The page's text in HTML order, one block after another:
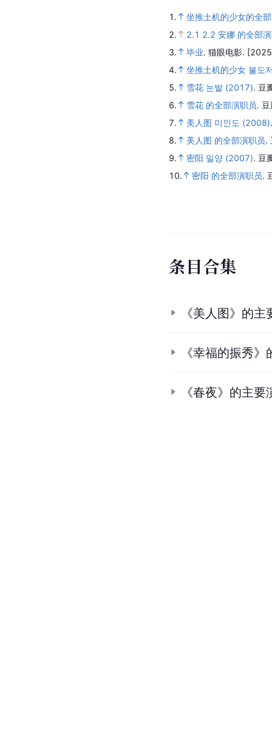
1.
坐推土机的少女的全
2.
2.1 2.2 安娜 的全部
3.
毕业. 猫眼电影.
4.
坐推土机的少女 불도
5.
雪花 눈발 (2017). 豆
6.
雪花 的全部演职员.
7.
美人图 미인도 (2008)
8.
美人图 的全部演职员.
9.
密阳 밀양 (2007). 豆
10.
密阳 的全部演职员.
条目合集
《美人图》的主
《幸福的振秀
《春夜》的主要